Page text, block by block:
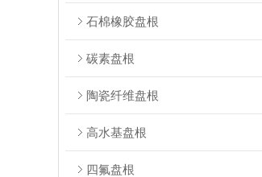
石棉橡胶盘根
碳素盘根
陶瓷纤维盘根
高水基盘根
四氟盘根